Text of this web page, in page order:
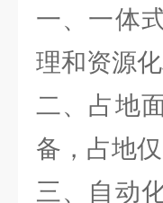
一、一体
理和资源
二、占地
备，占地
三、自动